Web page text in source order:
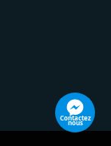
Contactez
nous